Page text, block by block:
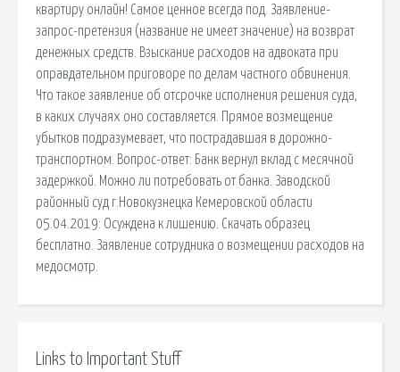
квартиру онлайн! Самое ценное всегда под. Заявление-
запрос-претензия (название не имеет значение) на возврат
денежных средств. Взыскание расходов на адвоката при
оправдательном приговоре по делам частного обвинения.
Что такое заявление об отсрочке исполнения решения суда,
в каких случаях оно составляется. Прямое возмещение
убытков подразумевает, что пострадавшая в дорожно-
транспортном. Вопрос-ответ: Банк вернул вклад с месячной
задержкой. Можно ли потребовать от банка. Заводской
районный суд г.Новокузнецка Кемеровской области
05.04.2019: Осуждена к лишению. Скачать образец
бесплатно. Заявление сотрудника о возмещении расходов на
медосмотр.
Links to Important Stuff